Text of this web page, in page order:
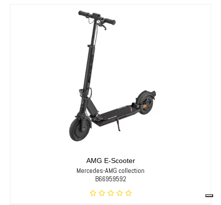
AMG E-Scooter
Mercedes-AMG collection
B66959592